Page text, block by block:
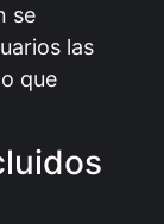
se
las
que